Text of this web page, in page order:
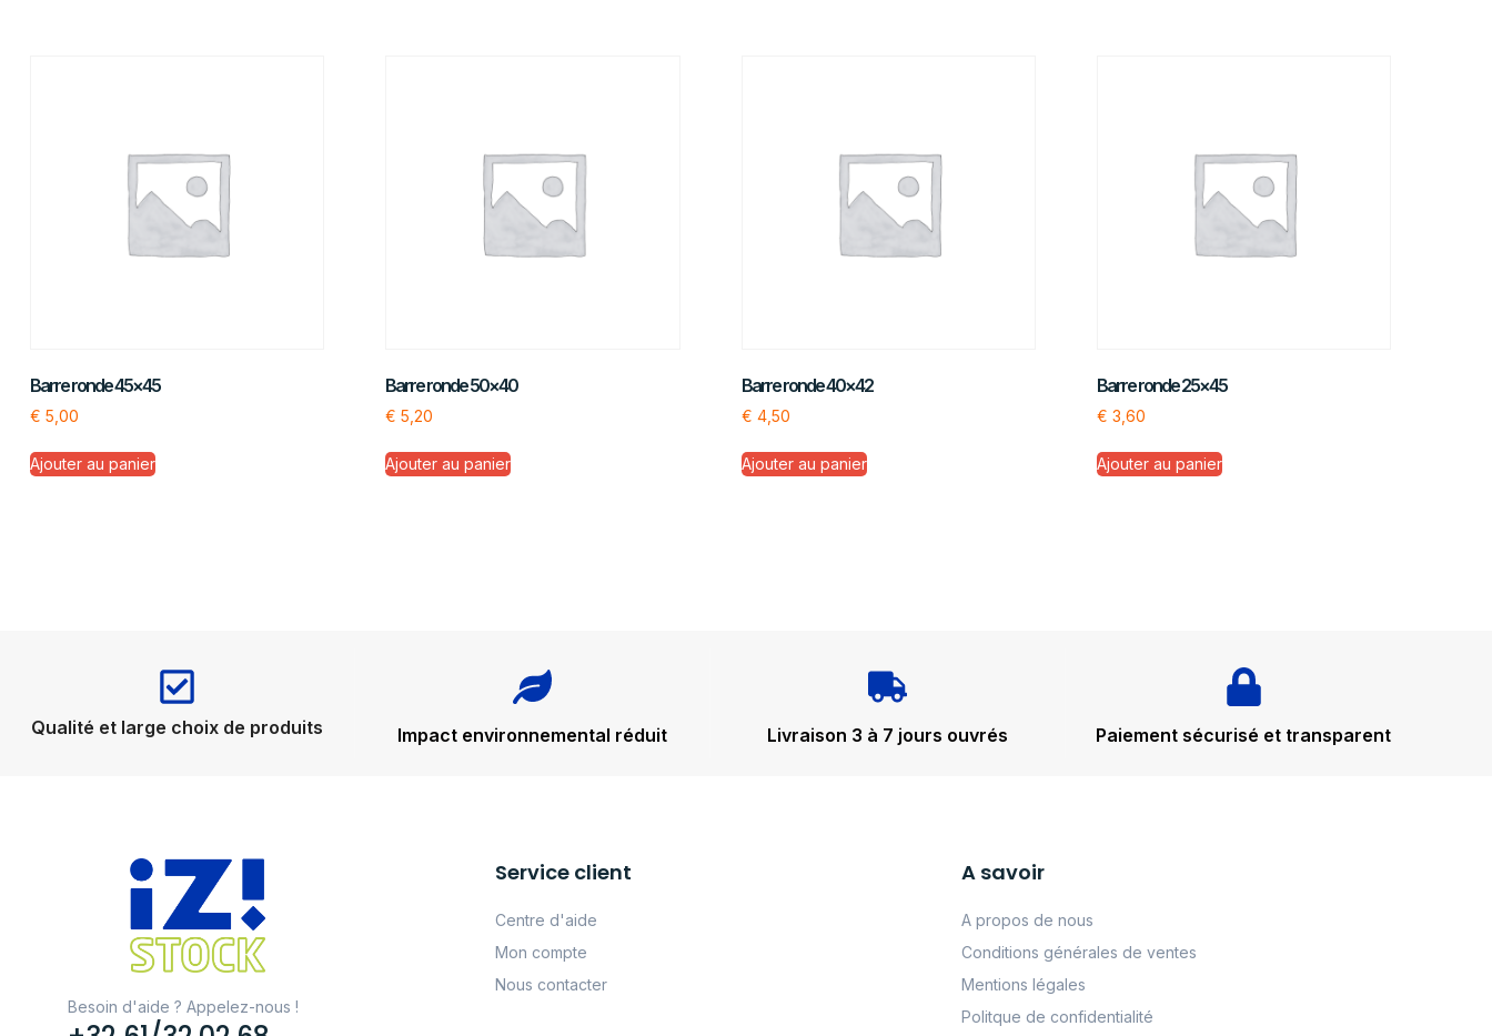
Barre ronde 45×45
€ 5,00
Ajouter au panier
Barre ronde 50×40
€ 5,20
Ajouter au panier
Barre ronde 40×42
€ 4,50
Ajouter au panier
Barre ronde 25×45
€ 3,60
Ajouter au panier
Qualité et large choix de produits Impact environnemental réduit Livraison 3 à 7 jours ouvrés Paiement sécurisé et transparent
Besoin d'aide ? Appelez-nous !
Service client
Centre d'aide
Mon compte
Nous contacter
A savoir
A propos de nous
Conditions générales de ventes
Mentions légales
Politque de confidentialité